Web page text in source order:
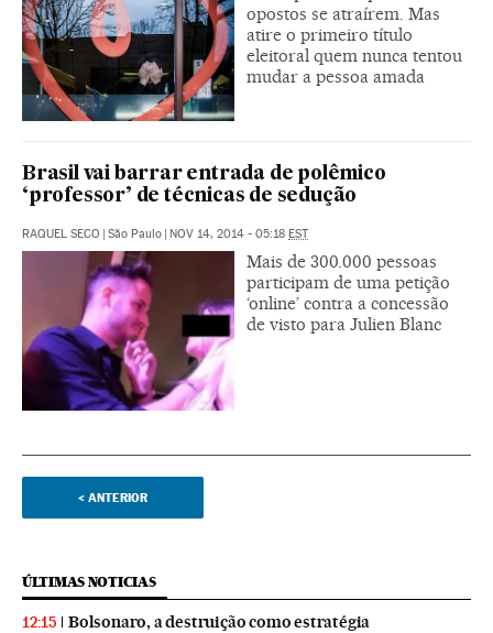
opostos se atraírem. Mas
atire o primeiro título
eleitoral quem nunca tentou
mudar a pessoa amada
Brasil vai barrar entrada de polêmico
‘professor’ de técnicas de sedução
RAQUEL SECO | São Paulo | NOV 14, 2014 - 05:18 EST
Mais de 300.000 pessoas
participam de uma petição
‘online’ contra a concessão
de visto para Julien Blanc
< ANTERIOR
ÚLTIMAS NOTICIAS
12:15 Bolsonaro, a destruição como estratégia